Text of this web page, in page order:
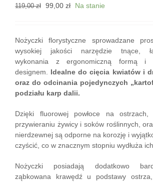
119,00zł Pierwotna
119,00 zł.
99,00 złAktualna
Na stanie
Nożyczki florystyczne sprowadzane
wysokiej jakości narzędzie tnące,
wykonania z ergonomiczną formą i
designem. Idealne do cięcia kwiatów i
oraz do odcinania pojedynczych
podziału karp dalii.
Dzięki fluorowej powłoce na ostrzach,
przywieraniu żywicy i soków roślinnych,
nierdzewnej są odporne na korozję i
czyścić, co w znacznym stopniu wydłuża
Nożyczki posiadają dodatkowo
ząbkowana krawędź u podstawy